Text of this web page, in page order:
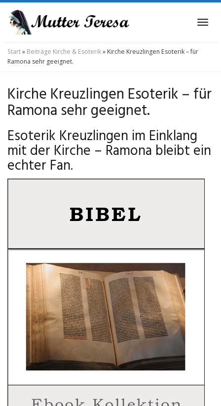
Skip
main
content
Start» Beiträge Kirche & Esoterik» Kirche Kreuzlingen Esoterik – für
Ramona sehr geeignet.
Kirche Kreuzlingen Esoterik – für
Ramona sehr geeignet.
Esoterik Kreuzlingen im Einklang
mit der Kirche – Ramona bleibt ein
echter Fan.